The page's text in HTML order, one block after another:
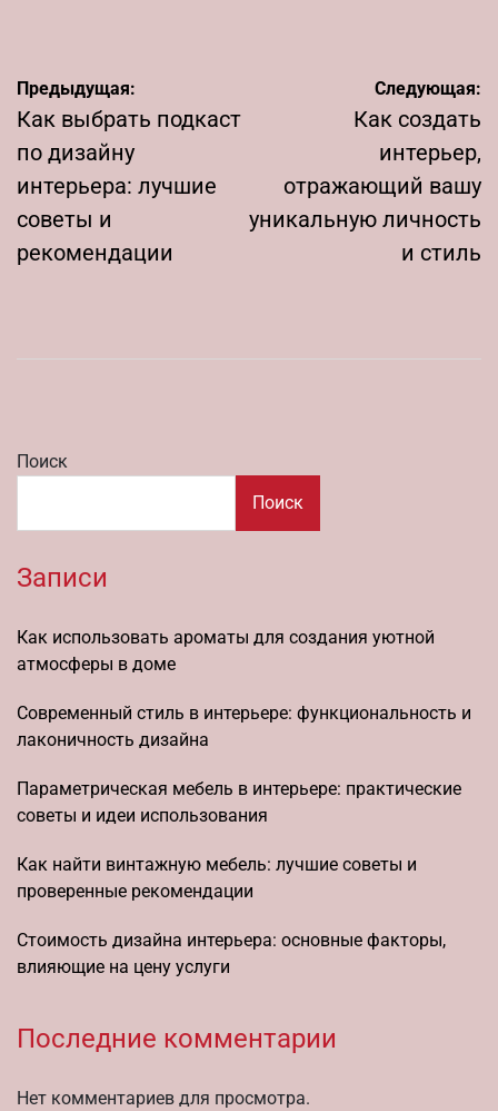
Навигация
по
записям
Предыдущая:
Как выбрать подкаст
по дизайну
интерьера: лучшие
советы и
рекомендации
Следующая:
Как создать
интерьер,
отражающий вашу
уникальную личность
и стиль
Поиск
Поиск
Записи
Как использовать ароматы для создания уютной
атмосферы в доме
Современный стиль в интерьере: функциональность и
лаконичность дизайна
Параметрическая мебель в интерьере: практические
советы и идеи использования
Как найти винтажную мебель: лучшие советы и
проверенные рекомендации
Стоимость дизайна интерьера: основные факторы,
влияющие на цену услуги
Последние комментарии
Нет комментариев для просмотра.